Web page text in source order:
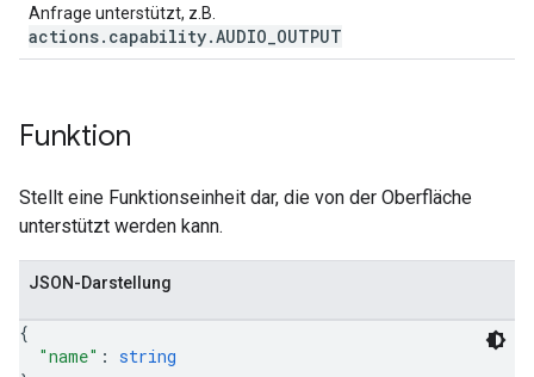
Anfrage unterstützt, z.B.
actions.capability.AUDIO_OUTPUT
Funktion
Stellt eine Funktionseinheit dar, die von der Oberfläche
unterstützt werden kann.
JSON-Darstellung
{
"name" : string